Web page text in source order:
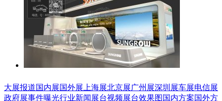
大展报道国内展国外展 上海展北京展广州展深圳展车展电信展
政府展事件曝光行业新闻 展台视频展台效果图 国内方案国外方